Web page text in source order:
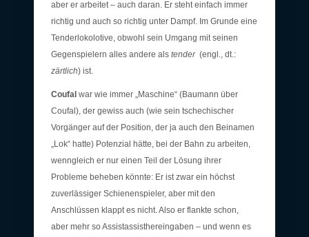
aber er arbeitet – auch daran. Er steht einfach immer
richtig und auch so richtig unter Dampf. Im Grunde eine
Tenderlokolotive, obwohl sein Umgang mit seinen
Gegenspielern alles andere als tender(engl., dt.:
zärtlich) ist.
Coufal war wie immer „Maschine“ (Baumann über
Coufal), der gewiss auch (wie sein tschechischer
Vorgänger auf der Position, der ja auch den Beinamen
„Lok“ hatte) Potenzial hätte, bei der Bahn zu arbeiten,
wenngleich er nur einen Teil der Lösung ihrer
Probleme beheben könnte: Er ist zwar ein höchst
zuverlässiger Schienenspieler, aber mit den
Anschlüssen klappt es nicht. Also er flankte schon,
aber mehr so Assistassisthereingaben – und wenn es